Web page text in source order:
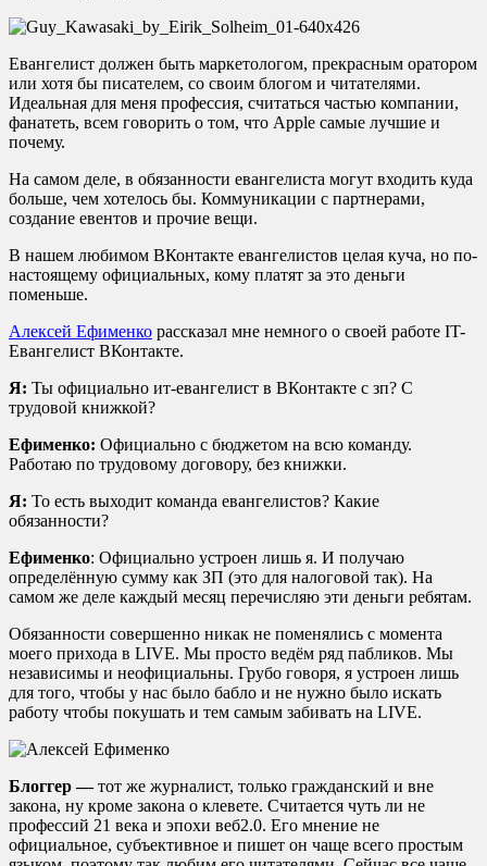
Евангелист должен быть маркетологом, прекрасным оратором
или хотя бы писателем, со своим блогом и читателями.
Идеальная для меня профессия, считаться частью компании,
фанатеть, всем говорить о том, что Apple самые лучшие и
почему.
На самом деле, в обязанности евангелиста могут входить куда
больше, чем хотелось бы. Коммуникации с партнерами,
создание евентов и прочие вещи.
В нашем любимом ВКонтакте евангелистов целая куча, но по-
настоящему официальных, кому платят за это деньги
поменьше.
Алексей Ефименко рассказал мне немного о своей работе IT-
Евангелист ВКонтакте.
Я: Ты официально ит-евангелист в ВКонтакте с зп? С
трудовой книжкой?
Ефименко: Официально с бюджетом на всю команду.
Работаю по трудовому договору, без книжки.
Я: То есть выходит команда евангелистов? Какие
обязанности?
Ефименко: Официально устроен лишь я. И получаю
определённую сумму как ЗП (это для налоговой так). На
самом же деле каждый месяц перечисляю эти деньги ребятам.
Обязанности совершенно никак не поменялись с момента
моего прихода в LIVE. Мы просто ведём ряд пабликов. Мы
независимы и неофициальны. Грубо говоря, я устроен лишь
для того, чтобы у нас было бабло и не нужно было искать
работу чтобы покушать и тем самым забивать на LIVE.
Блоггер —тот же журналист, только гражданский и вне
закона, ну кроме закона о клевете. Считается чуть ли не
профессий 21 века и эпохи веб2.0. Его мнение не
официальное, субъективное и пишет он чаще всего простым